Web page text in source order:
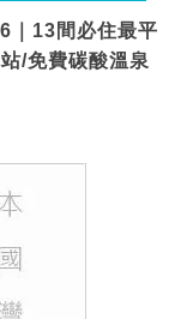
｜13間必住最平
/免費碳酸溫泉